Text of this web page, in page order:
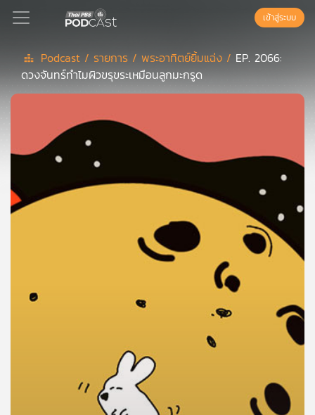
Podcast
ลิ
แนะนำ
ของ
เข้าสู่ระบบ
Podcast / รายการ /พระอาทิตย์ยิ้มแฉ่ง / EP. 2066:
ดวงจันทร์ทำไมผิวขรุขระเหมือนลูกมะกรูด